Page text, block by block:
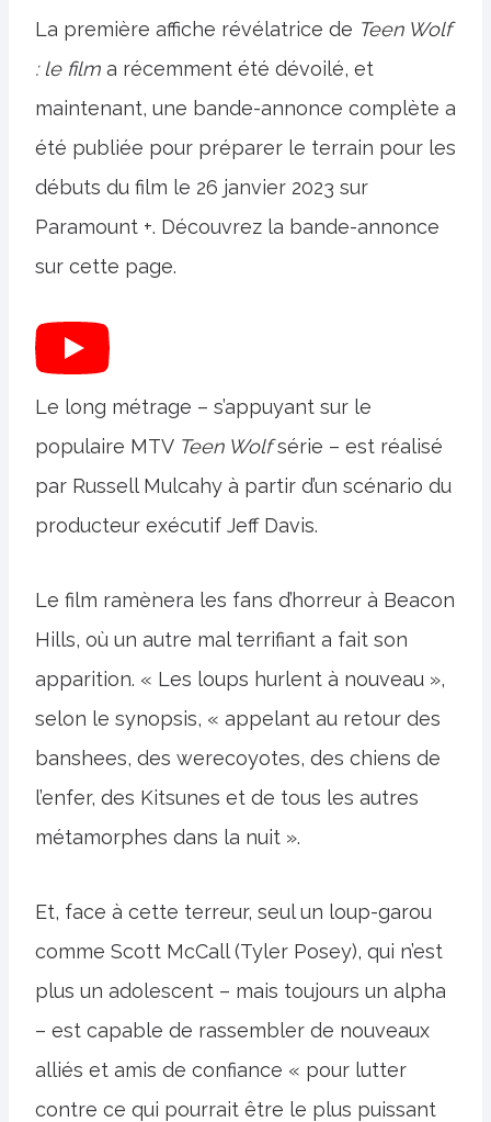
La première affiche révélatrice de Teen Wolf
: le film a récemment été dévoilé, et
maintenant, une bande-annonce complète a
été publiée pour préparer le terrain pour les
débuts du film le 26 janvier 2023 sur
Paramount +. Découvrez la bande-annonce
sur cette page.
Le long métrage – s’appuyant sur le
populaire MTV Teen Wolfsérie – est réalisé
par Russell Mulcahy à partir d’un scénario du
producteur exécutif Jeff Davis.
Le film ramènera les fans d’horreur à Beacon
Hills, où un autre mal terrifiant a fait son
apparition. « Les loups hurlent à nouveau »,
selon le synopsis, « appelant au retour des
banshees, des werecoyotes, des chiens de
l’enfer, des Kitsunes et de tous les autres
métamorphes dans la nuit ».
Et, face à cette terreur, seul un loup-garou
comme Scott McCall (Tyler Posey), qui n’est
plus un adolescent – mais toujours un alpha
– est capable de rassembler de nouveaux
alliés et amis de confiance « pour lutter
contre ce qui pourrait être le plus puissant